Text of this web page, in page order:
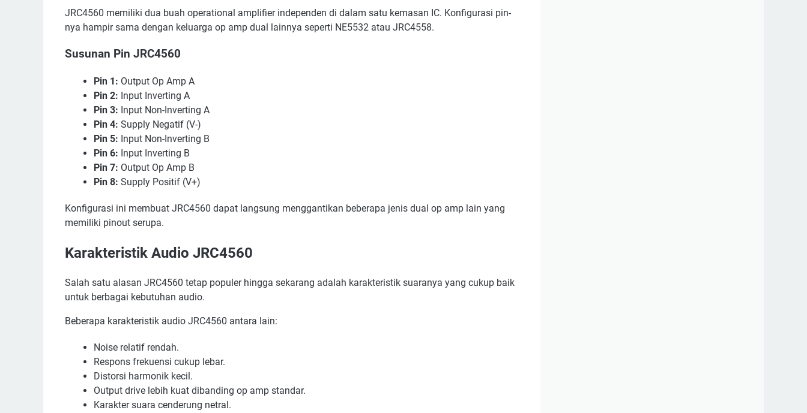
JRC4560 memiliki dua buah operational amplifier independen di dalam satu kemasan IC. Konfigurasi pin-
nya hampir sama dengan keluarga op amp dual lainnya seperti NE5532 atau JRC4558.
Susunan Pin JRC4560
Pin 1: Output Op Amp A
Pin 2: Input Inverting A
Pin 3: Input Non-Inverting A
Pin 4: Supply Negatif (V-)
Pin 5: Input Non-Inverting B
Pin 6: Input Inverting B
Pin 7: Output Op Amp B
Pin 8: Supply Positif (V+)
Konfigurasi ini membuat JRC4560 dapat langsung menggantikan beberapa jenis dual op amp lain yang
memiliki pinout serupa.
Karakteristik Audio JRC4560
Salah satu alasan JRC4560 tetap populer hingga sekarang adalah karakteristik suaranya yang cukup baik
untuk berbagai kebutuhan audio.
Beberapa karakteristik audio JRC4560 antara lain:
Noise relatif rendah.
Respons frekuensi cukup lebar.
Distorsi harmonik kecil.
Output drive lebih kuat dibanding op amp standar.
Karakter suara cenderung netral.